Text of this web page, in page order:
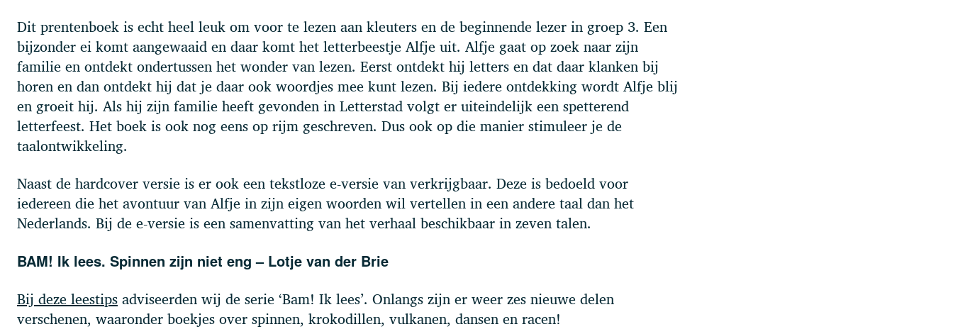
Dit prentenboek is echt heel leuk om voor te lezen aan kleuters en de beginnende lezer in groep 3. Een
bijzonder ei komt aangewaaid en daar komt het letterbeestje Alfje uit. Alfje gaat op zoek naar zijn
familie en ontdekt ondertussen het wonder van lezen. Eerst ontdekt hij letters en dat daar klanken bij
horen en dan ontdekt hij dat je daar ook woordjes mee kunt lezen. Bij iedere ontdekking wordt Alfje blij
en groeit hij. Als hij zijn familie heeft gevonden in Letterstad volgt er uiteindelijk een spetterend
letterfeest. Het boek is ook nog eens op rijm geschreven. Dus ook op die manier stimuleer je de
taalontwikkeling.
Naast de hardcover versie is er ook een tekstloze e-versie van verkrijgbaar. Deze is bedoeld voor
iedereen die het avontuur van Alfje in zijn eigen woorden wil vertellen in een andere taal dan het
Nederlands. Bij de e-versie is een samenvatting van het verhaal beschikbaar in zeven talen.
BAM! Ik lees. Spinnen zijn niet eng – Lotje van der Brie
Bij deze leestipsadviseerden wij de serie ‘Bam! Ik lees’. Onlangs zijn er weer zes nieuwe delen
verschenen, waaronder boekjes over spinnen, krokodillen, vulkanen, dansen en racen!